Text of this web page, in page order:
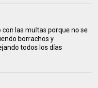
las multas porque no se
borrachos y
todos los días